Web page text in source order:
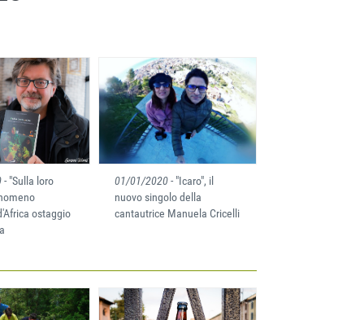
- "Sulla loro
ostaggio
01/01/2020- "Icaro", il
nuovo singolo della
cantautrice Manuela Cricelli